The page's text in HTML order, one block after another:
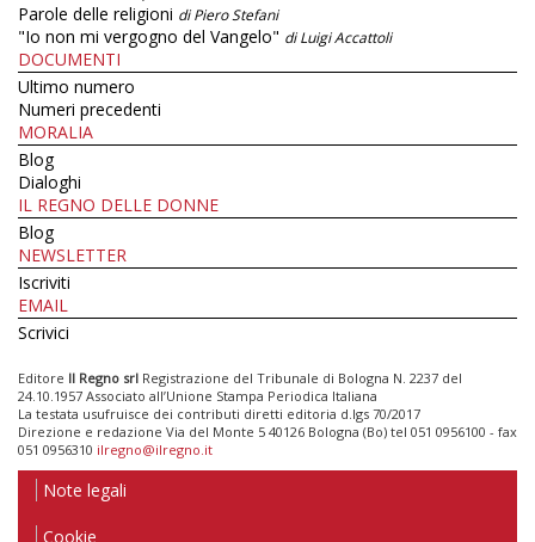
Parole delle religioni di Piero Stefani
"Io non mi vergogno del Vangelo" di Luigi Accattoli
DOCUMENTI
Ultimo numero
Numeri precedenti
MORALIA
Blog
Dialoghi
IL REGNO DELLE DONNE
Blog
NEWSLETTER
Iscriviti
EMAIL
Scrivici
Editore Il Regno srl Registrazione del Tribunale di Bologna N. 2237 del
24.10.1957 Associato all’Unione Stampa Periodica Italiana
La testata usufruisce dei contributi diretti editoria d.lgs 70/2017
Direzione e redazione Via del Monte 5 40126 Bologna (Bo) tel 051 0956100 - fax
051 0956310 ilregno@ilregno.it
Note legali
Cookie